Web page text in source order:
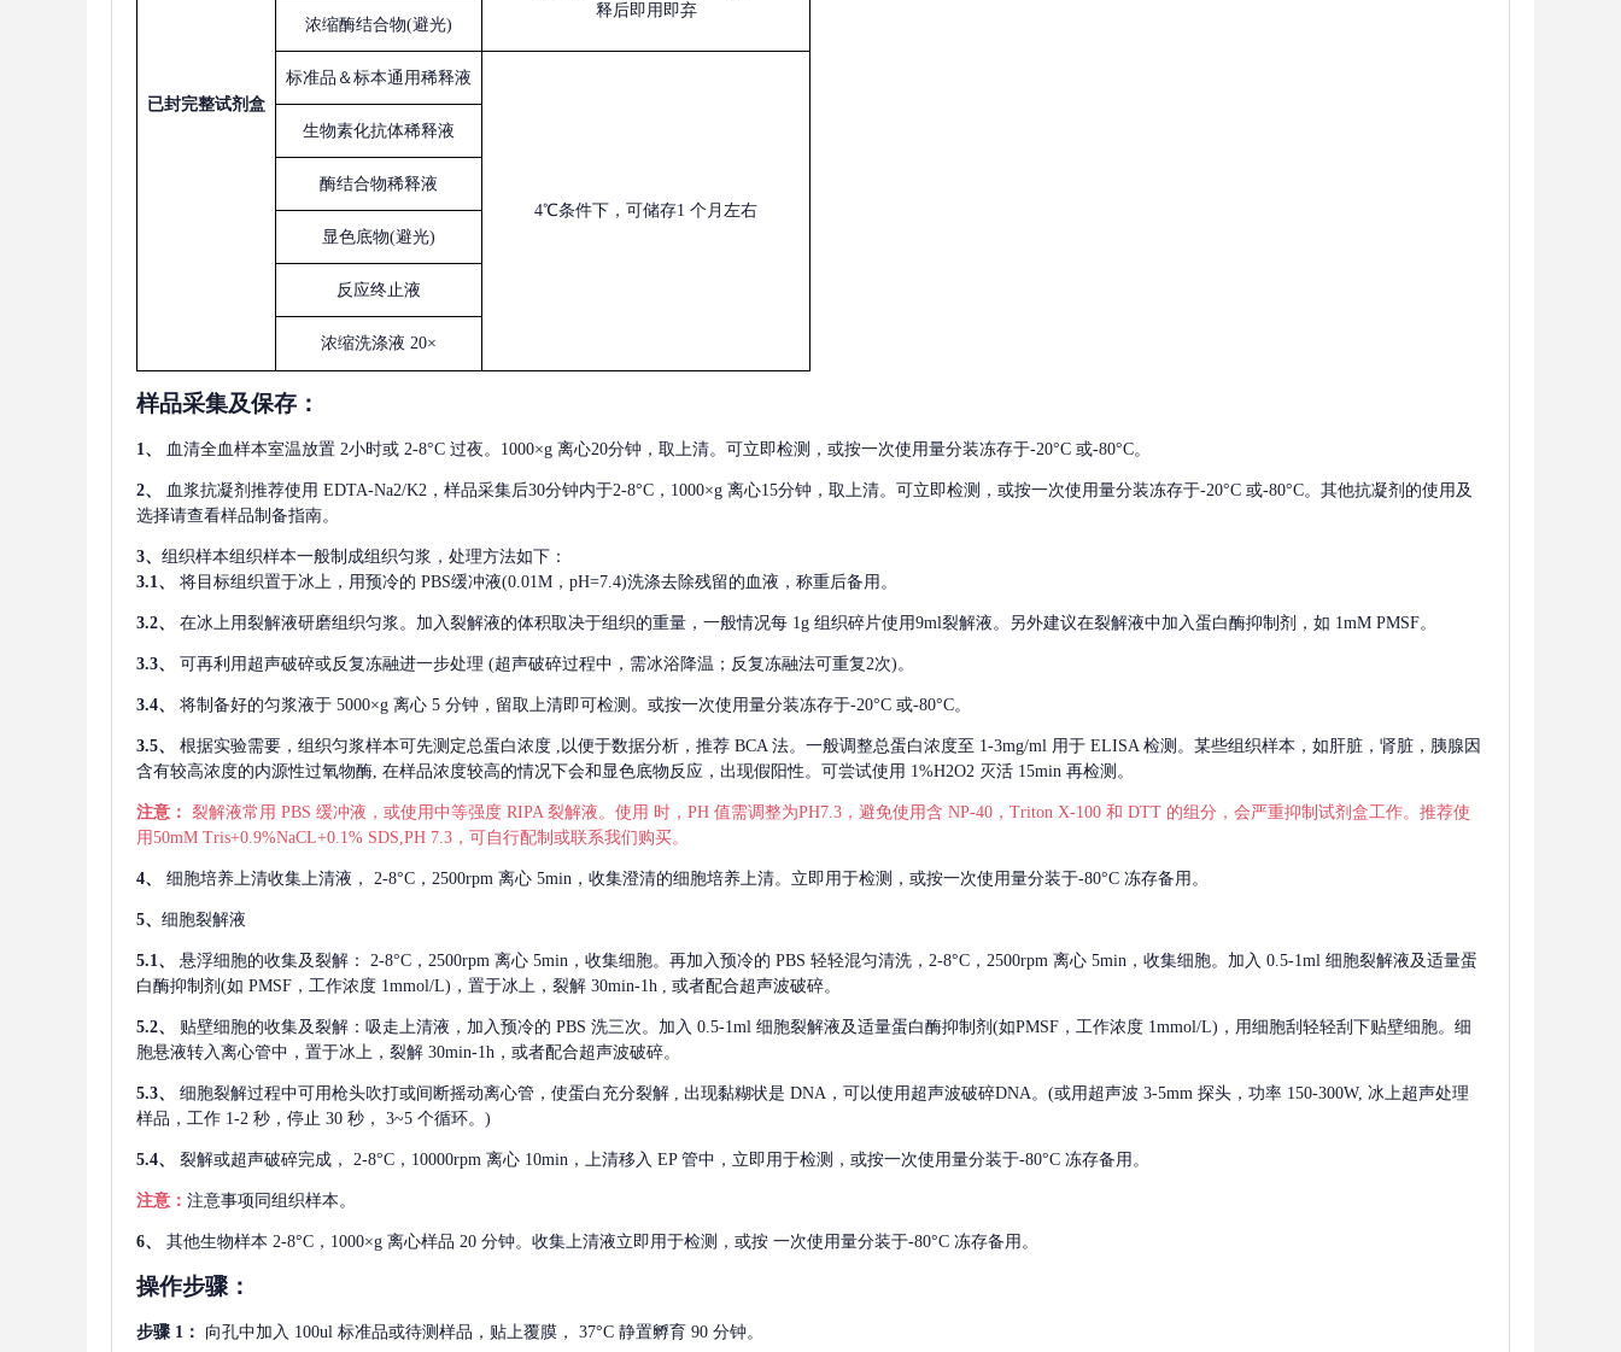
已封完整试剂盒
释后即用即弃
浓缩酶结合物(避光)
标准品＆标本通用稀释液
4℃条件下，可储存1 个月左右
生物素化抗体稀释液
酶结合物稀释液
显色底物(避光)
反应终止液
浓缩洗涤液 20×
样品采集及保存 ：
1、 血清全血样本室温放置 2小时或 2-8°C 过夜。1000×g 离心20分钟，取上清。可立即检测，或按一次使用量分装冻存于-20°C 或-80°C。
2、 血浆抗凝剂推荐使用 EDTA-Na2/K2，样品采集后30分钟内于2-8°C，1000×g 离心15分钟，取上清。可立即检测，或按一次使用量分装冻存于-20°C 或-80°C。其他抗凝剂的使用及
选择请查看样品制备指南。
3、 组织样本组织样本一般制成组织匀浆，处理方法如下：
3.1、
将目标组织置于冰上，用预冷的 PBS缓冲液(0.01M，pH=7.4)洗涤去除残留的血液，称重后备用。
3.2、 在冰上用裂解液研磨组织匀浆。加入裂解液的体积取决于组织的重量，一般情况每 1g 组织碎片使用9ml裂解液。另外建议在裂解液中加入蛋白酶抑制剂，如 1mM PMSF。
3.3、 可再利用超声破碎或反复冻融进一步处理 (超声破碎过程中，需冰浴降温；反复冻融法可重复2次)。
3.4、 将制备好的匀浆液于 5000×g 离心 5 分钟，留取上清即可检测。或按一次使用量分装冻存于-20°C 或-80°C。
3.5、 根据实验需要，组织匀浆样本可先测定总蛋白浓度 ,以便于数据分析，推荐 BCA 法。一般调整总蛋白浓度至 1-3mg/ml 用于 ELISA 检测。某些组织样本，如肝脏，肾脏，胰腺因
含有较高浓度的内源性过氧物酶, 在样品浓度较高的情况下会和显色底物反应，出现假阳性。可尝试使用 1%H2O2 灭活 15min 再检测。
注意： 裂解液常用 PBS 缓冲液，或使用中等强度 RIPA 裂解液。使用 时，PH 值需调整为PH7.3，避免使用含 NP-40，Triton X-100 和 DTT 的组分，会严重抑制试剂盒工作。推荐使
用50mM Tris+0.9%NaCL+0.1% SDS,PH 7.3，可自行配制或联系我们购买。
4、 细胞培养上清收集上清液， 2-8°C，2500rpm 离心 5min，收集澄清的细胞培养上清。立即用于检测，或按一次使用量分装于-80°C 冻存备用。
5、 细胞裂解液
5.1、 悬浮细胞的收集及裂解：
2-8°C，2500rpm 离心 5min，收集细胞。再加入预冷的 PBS 轻轻混匀清洗，2-8°C，2500rpm 离心 5min，收集细胞。加入 0.5-1ml 细胞裂解液及适量蛋
白酶抑制剂(如 PMSF，工作浓度 1mmol/L)，置于冰上，裂解 30min-1h , 或者配合超声波破碎。
5.2、 贴壁细胞的收集及裂解：吸走上清液，加入预冷的 PBS 洗三次。加入 0.5-1ml 细胞裂解液及适量蛋白酶抑制剂(如PMSF，工作浓度 1mmol/L)，用细胞刮轻轻刮下贴壁细胞。细
胞悬液转入离心管中，置于冰上，裂解 30min-1h，或者配合超声波破碎。
5.3、 细胞裂解过程中可用枪头吹打或间断摇动离心管，使蛋白充分裂解 , 出现黏糊状是 DNA，可以使用超声波破碎DNA。(或用超声波 3-5mm 探头，功率 150-300W, 冰上超声处理
样品，工作 1-2 秒，停止 30 秒， 3~5 个循环。)
5.4、 裂解或超声破碎完成， 2-8°C，10000rpm 离心 10min，上清移入 EP 管中，立即用于检测，或按一次使用量分装于-80°C 冻存备用。
注意： 注意事项同组织样本。
6、 其他生物样本 2-8°C，1000×g 离心样品 20 分钟。收集上清液立即用于检测，或按 一次使用量分装于-80°C 冻存备用。
操作步骤：
步骤 1： 向孔中加入 100ul 标准品或待测样品，贴上覆膜， 37°C 静置孵育 90 分钟。